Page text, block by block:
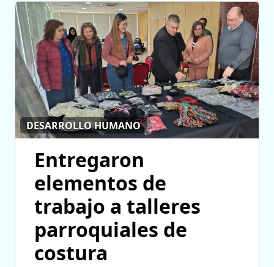
DESARROLLO HUMANO
Entregaron
elementos de
trabajo a talleres
parroquiales de
costura